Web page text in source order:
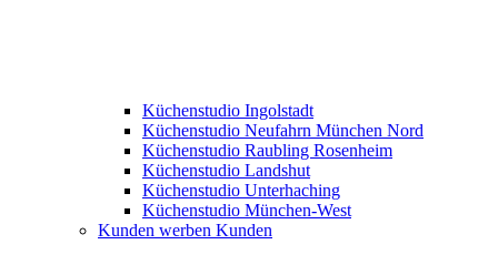
Küchenstudio Ingolstadt
Küchenstudio Neufahrn München Nord
Küchenstudio Raubling Rosenheim
Küchenstudio Landshut
Küchenstudio Unterhaching
Küchenstudio München-West
Kunden werben Kunden